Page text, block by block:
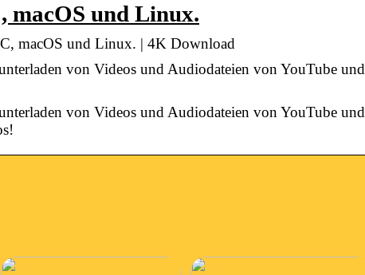
macOS und Linux.
macOS und Linux. | 4K Download
von Videos und Audiodateien von YouTube und
von Videos und Audiodateien von YouTube und